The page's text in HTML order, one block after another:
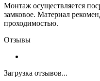
Монтаж осуществляется
замковое. Материал
проходимостью.
Отзывы
Загрузка отзывов...